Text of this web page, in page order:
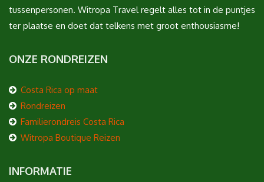
tussenpersonen. Witropa Travel regelt alles tot in de puntjes
ter plaatse en doet dat telkens met groot enthousiasme!
ONZE RONDREIZEN
Costa Rica op maat
Rondreizen
Familierondreis Costa Rica
Witropa Boutique Reizen
INFORMATIE